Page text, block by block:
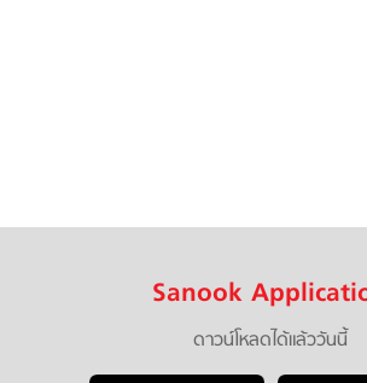
Sanook
ดาวน์โหลดได้แล้ววันนี้